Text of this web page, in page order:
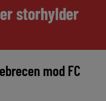
storhylder
mod FC